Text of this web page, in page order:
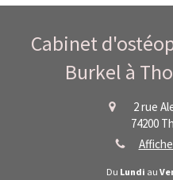
Cabinet
Burkel à
2 rue
74200
Du Lundi au